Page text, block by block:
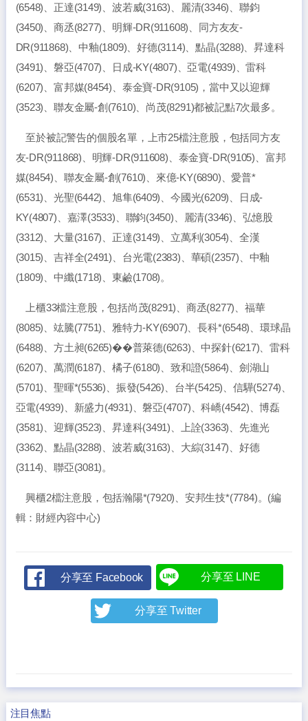
(6548)、正達(3149)、波若威(3163)、麗清(3346)、聯鈞
(3450)、商丞(8277)、明輝-DR(911608)、同方友友-
DR(911868)、中釉(1809)、好德(3114)、點晶(3288)、昇達科
(3491)、磐亞(4707)、日成-KY(4807)、亞電(4939)、雷科
(6207)、富邦媒(8454)、泰金寶-DR(9105)，當中又以迎輝
(3523)、聯友金屬-創(7610)、尚茂(8291)都被記點7次最多。
至於被記警告的個股名單，上市25檔注意股，包括同方友
友-DR(911868)、明輝-DR(911608)、泰金寶-DR(9105)、富邦
媒(8454)、聯友金屬-創(7610)、來億-KY(6890)、愛普*
(6531)、光聖(6442)、旭隼(6409)、今國光(6209)、日成-
KY(4807)、嘉澤(3533)、聯鈞(3450)、麗清(3346)、弘憶股
(3312)、大量(3167)、正達(3149)、立萬利(3054)、全漢
(3015)、吉祥全(2491)、台光電(2383)、華碩(2357)、中釉
(1809)、中纖(1718)、東鹼(1708)。
上櫃33檔注意股，包括尚茂(8291)、商丞(8277)、福華
(8085)、竑騰(7751)、雅特力-KY(6907)、長科*(6548)、環球晶
(6488)、方土昶(6265)��普萊德(6263)、中探針(6217)、雷科
(6207)、萬潤(6187)、橘子(6180)、致和證(5864)、劍湖山
(5701)、聖暉*(5536)、振發(5426)、台半(5425)、信驊(5274)、
亞電(4939)、新盛力(4931)、磐亞(4707)、科嶠(4542)、博磊
(3581)、迎輝(3523)、昇達科(3491)、上詮(3363)、先進光
(3362)、點晶(3288)、波若威(3163)、大綜(3147)、好德
(3114)、聯亞(3081)。
興櫃2檔注意股，包括瀚陽*(7920)、安邦生技*(7784)。(編
輯：財經內容中心)
分享至 Facebook 分享至 LINE
分享至 Twitter
注目焦點